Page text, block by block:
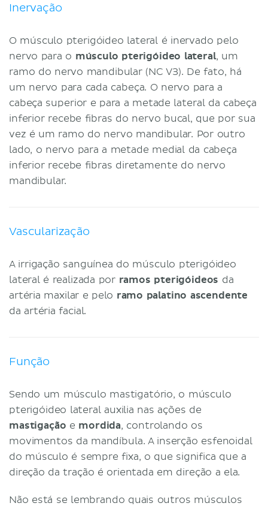
Inervação
O músculo pterigóideo lateral é inervado pelo
nervo para o músculo pterigóideo lateral, um
ramo do nervo mandibular (NC V3). De fato, há
um nervo para cada cabeça. O nervo para a
cabeça superior e para a metade lateral da cabeça
inferior recebe fibras do nervo bucal, que por sua
vez é um ramo do nervo mandibular. Por outro
lado, o nervo para a metade medial da cabeça
inferior recebe fibras diretamente do nervo
mandibular.
Vascularização
A irrigação sanguínea do músculo pterigóideo
lateral é realizada por ramos pterigóideos da
artéria maxilar e pelo ramo palatino ascendente
da artéria facial.
Função
Sendo um músculo mastigatório, o músculo
pterigóideo lateral auxilia nas ações de
mastigação e mordida, controlando os
movimentos da mandíbula. A inserção esfenoidal
do músculo é sempre fixa, o que significa que a
direção da tração é orientada em direção a ela.
Não está se lembrando quais outros músculos